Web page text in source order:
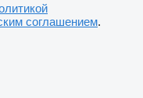
соглашением.